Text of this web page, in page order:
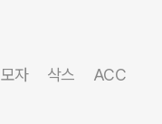
모자 삭스 ACC